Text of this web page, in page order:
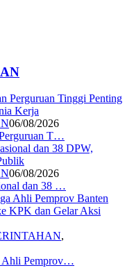
06/08/2026
T…
06/08/2026
dan 38 …
,
Ahli Pemprov…